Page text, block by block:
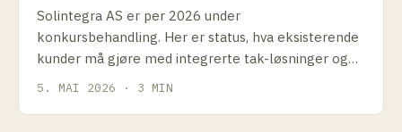
Solintegra AS er per 2026 under
konkursbehandling. Her er status, hva eksisterende
kunder må gjøre med integrerte tak-løsninger og
5. MAI 2026 · 3 MIN